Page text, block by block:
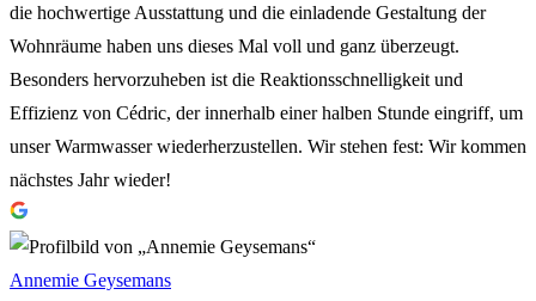
die hochwertige Ausstattung und die einladende Gestaltung der
Wohnräume haben uns dieses Mal voll und ganz überzeugt.
Besonders hervorzuheben ist die Reaktionsschnelligkeit und
Effizienz von Cédric, der innerhalb einer halben Stunde eingriff, um
unser Warmwasser wiederherzustellen. Wir stehen fest: Wir kommen
nächstes Jahr wieder!
Annemie Geysemans